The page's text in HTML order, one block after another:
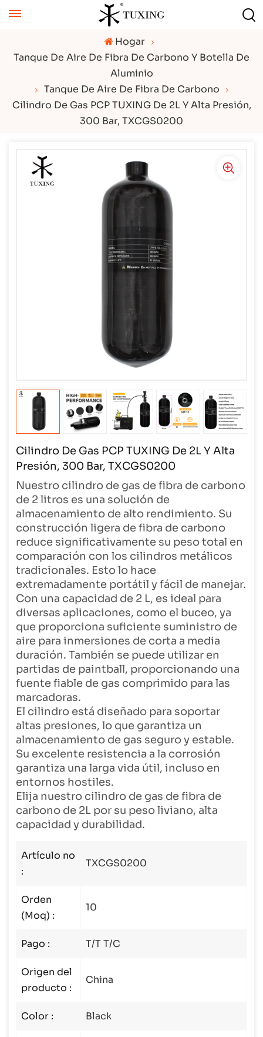
Hogar
Tanque De Aire De Fibra De Carbono Y Botella De
Aluminio
Tanque De Aire De Fibra De Carbono
Cilindro De Gas PCP TUXING De 2L Y Alta Presión,
300 Bar, TXCGS0200
Cilindro De Gas PCP TUXING De 2L Y Alta
Presión, 300 Bar, TXCGS0200
Nuestro cilindro de gas de fibra de carbono
de 2 litros es una solución de
almacenamiento de alto rendimiento. Su
construcción ligera de fibra de carbono
reduce significativamente su peso total en
comparación con los cilindros metálicos
tradicionales. Esto lo hace
extremadamente portátil y fácil de manejar.
Con una capacidad de 2 L, es ideal para
diversas aplicaciones, como el buceo, ya
que proporciona suficiente suministro de
aire para inmersiones de corta a media
duración. También se puede utilizar en
partidas de paintball, proporcionando una
fuente fiable de gas comprimido para las
marcadoras.
El cilindro está diseñado para soportar
altas presiones, lo que garantiza un
almacenamiento de gas seguro y estable.
Su excelente resistencia a la corrosión
garantiza una larga vida útil, incluso en
entornos hostiles.
Elija nuestro cilindro de gas de fibra de
carbono de 2L por su peso liviano, alta
capacidad y durabilidad.
Artículo no
:
TXCGS0200
Orden
(Moq) :
10
Pago : T/T T/C
Origen del
producto :
China
Color : Black